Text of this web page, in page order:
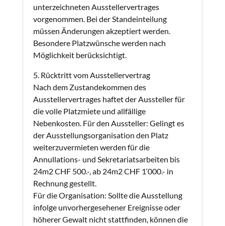
unterzeichneten Ausstellervertrages
vorgenommen. Bei der Standeinteilung
müssen Änderungen akzeptiert werden.
Besondere Platzwünsche werden nach
Möglichkeit berücksichtigt.
5. Rücktritt vom Ausstellervertrag
Nach dem Zustandekommen des
Ausstellervertrages haftet der Aussteller für
die volle Platzmiete und allfällige
Nebenkosten. Für den Aussteller: Gelingt es
der Ausstellungsorganisation den Platz
weiterzuvermieten werden für die
Annullations- und Sekretariatsarbeiten bis
24m2 CHF 500.-, ab 24m2 CHF 1‘000.- in
Rechnung gestellt.
Für die Organisation: Sollte die Ausstellung
infolge unvorhergesehener Ereignisse oder
höherer Gewalt nicht stattfinden, können die